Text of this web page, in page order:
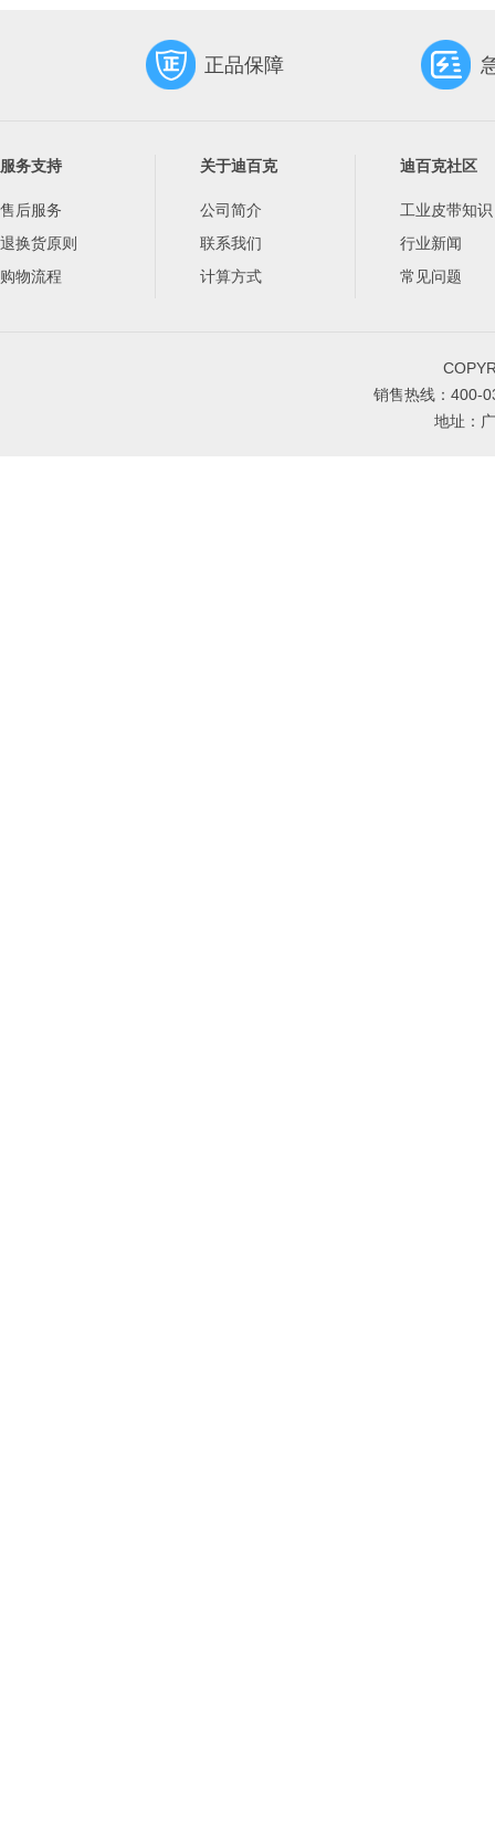
正品保障
服务支持
售后服务
退换货原则
购物流程
关于迪百克
公司简介
联系我们
计算方式
迪百克社区
工业皮带知识
行业新闻
常见问题
销售热线：400-
地址：